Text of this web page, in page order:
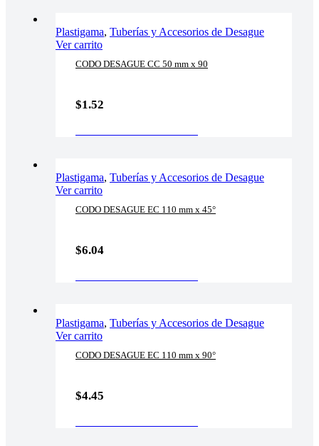
Plastigama, Tuberías y Accesorios de Desague
Ver carrito
CODO DESAGUE CC 50 mm x 90
$1.52
Plastigama, Tuberías y Accesorios de Desague
Ver carrito
CODO DESAGUE EC 110 mm x 45°
$6.04
Plastigama, Tuberías y Accesorios de Desague
Ver carrito
CODO DESAGUE EC 110 mm x 90°
$4.45